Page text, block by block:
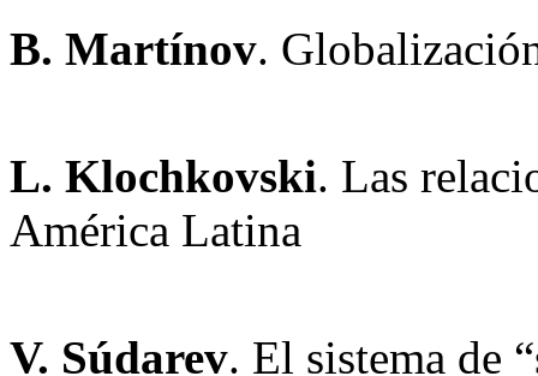
B. Martínov.
L. Klochkovski. Las
América Latina
V. Súdarev. El sistema de